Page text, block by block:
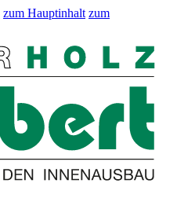
zum Hauptinhalt zum